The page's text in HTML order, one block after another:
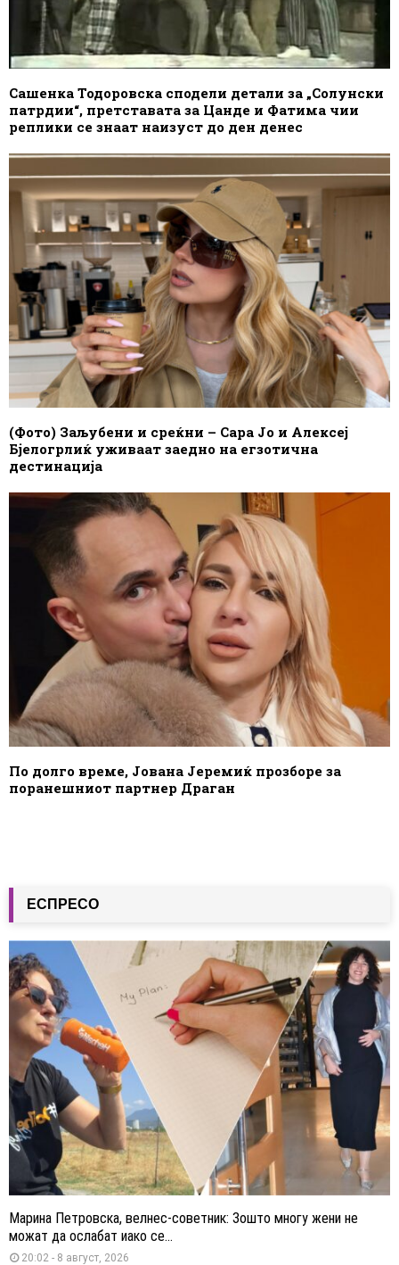
Сашенка Тодоровска сподели детали за „Солунски
патрдии“, претставата за Цанде и Фатима чии
реплики се знаат наизуст до ден денес
(Фото) Заљубени и среќни – Сара Јо и Алексеј
Бјелогрлиќ уживаат заедно на егзотична
дестинација
По долго време, Јована Јеремиќ прозборе за
поранешниот партнер Драган
ЕСПРЕСО
Марина Петровска, велнес-советник: Зошто многу жени не
можат да ослабат иако се...
20:02 - 8 август, 2026